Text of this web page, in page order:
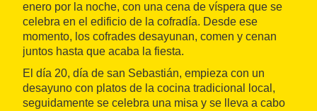
enero por la noche, con una cena de víspera que se
celebra en el edificio de la cofradía. Desde ese
momento, los cofrades desayunan, comen y cenan
juntos hasta que acaba la fiesta.
El día 20, día de san Sebastián, empieza con un
desayuno con platos de la cocina tradicional local,
seguidamente se celebra una misa y se lleva a cabo